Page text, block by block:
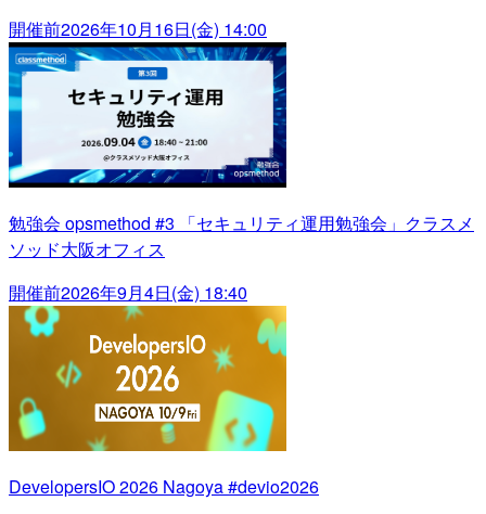
開催前2026年10月16日(金) 14:00
勉強会 opsmethod #3 「セキュリティ運用勉強会」クラスメ
ソッド大阪オフィス
開催前2026年9月4日(金) 18:40
DevelopersIO 2026 Nagoya #devio2026